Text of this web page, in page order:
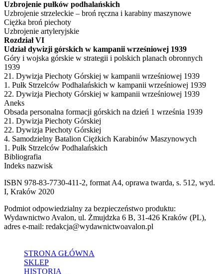
Uzbrojenie pułków podhalańskich
Uzbrojenie strzeleckie – broń ręczna i karabiny maszynowe
Ciężka broń piechoty
Uzbrojenie artyleryjskie
Rozdział VI
Udział dywizji górskich w kampanii wrześniowej 1939
Góry i wojska górskie w strategii i polskich planach obronnych
1939
21. Dywizja Piechoty Górskiej w kampanii wrześniowej 1939
1. Pułk Strzelców Podhalańskich w kampanii wrześniowej 1939
22. Dywizja Piechoty Górskiej w kampanii wrześniowej 1939
Aneks
Obsada personalna formacji górskich na dzień 1 września 1939
21. Dywizja Piechoty Górskiej
22. Dywizja Piechoty Górskiej
4. Samodzielny Batalion Ciężkich Karabinów Maszynowych
1. Pułk Strzelców Podhalańskich
Bibliografia
Indeks nazwisk
ISBN 978-83-7730-411-2, format A4, oprawa twarda, s. 512, wyd.
I, Kraków 2020
Podmiot odpowiedzialny za bezpieczeństwo produktu:
Wydawnictwo Avalon, ul. Żmujdzka 6 B, 31-426 Kraków (PL),
adres e-mail: redakcja@wydawnictwoavalon.pl
STRONA GŁÓWNA
SKLEP
HISTORIA